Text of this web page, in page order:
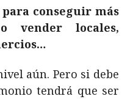
conseguir más
vender locales,
aún. Pero si debe
tendrá que ser